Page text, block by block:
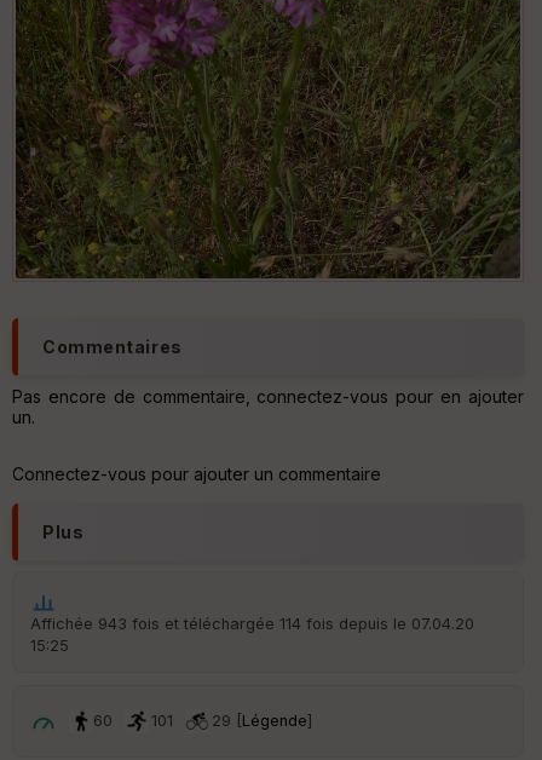
Commentaires
Pas encore de commentaire, connectez-vous pour en ajouter
un.
Connectez-vous pour ajouter un commentaire
Plus
Affichée 943 fois et téléchargée 114 fois depuis le 07.04.20
15:25
60 101 29 [Légende]